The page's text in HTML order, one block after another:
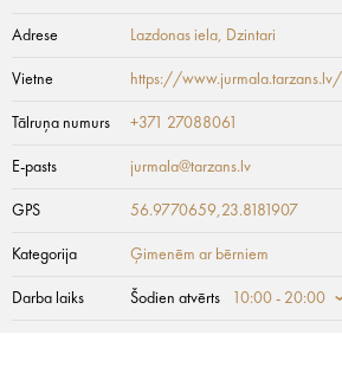
Adrese Lazdonas iela, Dzintari
Vietne https://www.jurmala.tarzans.lv/
Tālruņa numurs +371 27088061
E-pasts jurmala@tarzans.lv
GPS 56.9770659,23.8181907
Kategorija Ģimenēm ar bērniem
Darba laiks Šodien atvērts 10:00 - 20:00